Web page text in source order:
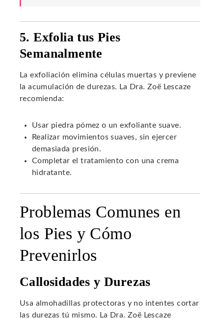
5. Exfolia tus Pies
Semanalmente
La exfoliación elimina células muertas y previene
la acumulación de durezas. La Dra. Zoë Lescaze
recomienda:
Usar piedra pómez o un exfoliante suave.
Realizar movimientos suaves, sin ejercer
demasiada presión.
Completar el tratamiento con una crema
hidratante.
Problemas Comunes en
los Pies y Cómo
Prevenirlos
Callosidades y Durezas
Usa almohadillas protectoras y no intentes cortar
las durezas tú mismo. La Dra. Zoë Lescaze